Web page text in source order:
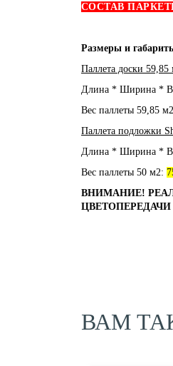
СОСТАВ
Размеры и
Паллета доски 59,85
Длина * Ширина *
Вес паллеты 59,85
Паллета подложки
Длина * Ширина *
Вес паллеты 50 м2:
ВНИМАНИЕ!
ВАМ